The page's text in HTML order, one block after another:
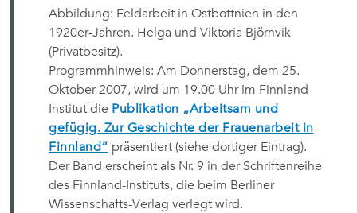
Abbildung: Feldarbeit in Ostbottnien in den
1920er-Jahren. Helga und Viktoria Björnvik
(Privatbesitz).
Programmhinweis: Am Donnerstag, dem 25.
Oktober 2007, wird um 19.00 Uhr im Finnland-
Institut die Publikation „Arbeitsam und
gefügig. Zur Geschichte der Frauenarbeit in
Finnland“ präsentiert (siehe dortiger Eintrag).
Der Band erscheint als Nr. 9 in der Schriftenreihe
des Finnland-Instituts, die beim Berliner
Wissenschafts-Verlag verlegt wird.